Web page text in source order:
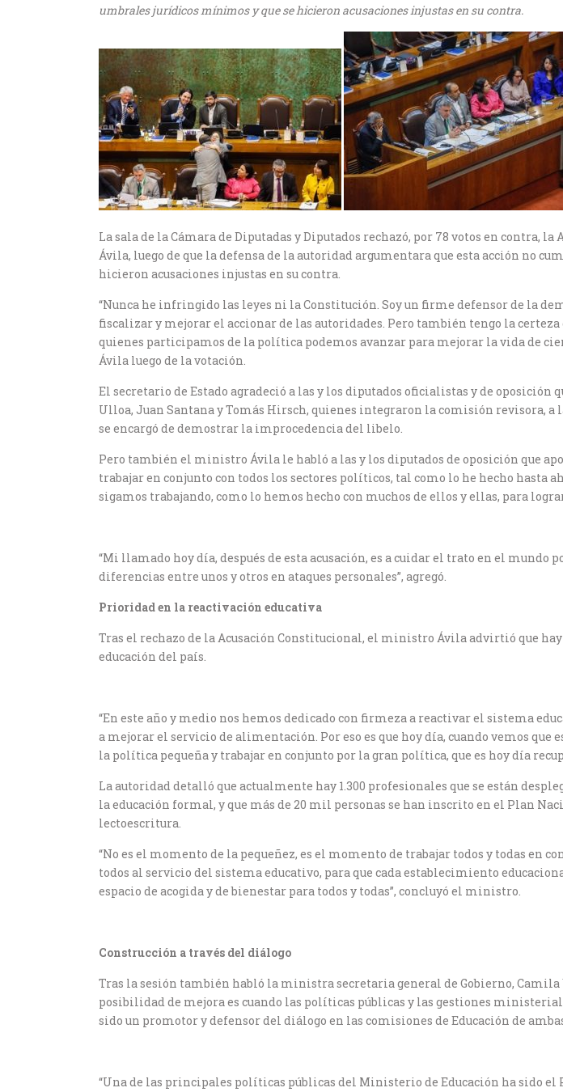
umbrales jurídicos mínimos y que se hicieron acusaciones injustas en su contra.
La sala de la Cámara de Diputadas y Diputados rechazó, por 78 votos en
Ávila, luego de que la defensa de la autoridad argumentara que esta acción no
hicieron acusaciones injustas en su contra.
“Nunca he infringido las leyes ni la Constitución. Soy un firme defensor de la
fiscalizar y mejorar el accionar de las autoridades. Pero también tengo la
quienes participamos de la política podemos avanzar para mejorar la vida de
Ávila luego de la votación.
El secretario de Estado agradeció a las y los diputados oficialistas y de oposición
Ulloa, Juan Santana y Tomás Hirsch, quienes integraron la comisión revisora, a
se encargó de demostrar la improcedencia del libelo.
Pero también el ministro Ávila le habló a las y los diputados de oposición que
trabajar en conjunto con todos los sectores políticos, tal como lo he hecho hasta
sigamos trabajando, como lo hemos hecho con muchos de ellos y ellas, para
“Mi llamado hoy día, después de esta acusación, es a cuidar el trato en el
diferencias entre unos y otros en ataques personales”, agregó.
Prioridad en la reactivación educativa
Tras el rechazo de la Acusación Constitucional, el ministro Ávila advirtió que
educación del país.
“En este año y medio nos hemos dedicado con firmeza a reactivar el sistema
a mejorar el servicio de alimentación. Por eso es que hoy día, cuando vemos
la política pequeña y trabajar en conjunto por la gran política, que es hoy día
La autoridad detalló que actualmente hay 1.300 profesionales que se están
la educación formal, y que más de 20 mil personas se han inscrito en el Plan
lectoescritura.
“No es el momento de la pequeñez, es el momento de trabajar todos y todas en
todos al servicio del sistema educativo, para que cada establecimiento
espacio de acogida y de bienestar para todos y todas”, concluyó el ministro.
Construcción a través del diálogo
Tras la sesión también habló la ministra secretaria general de Gobierno,
posibilidad de mejora es cuando las políticas públicas y las gestiones
sido un promotor y defensor del diálogo en las comisiones de Educación de
“Una de las principales políticas públicas del Ministerio de Educación ha sido el